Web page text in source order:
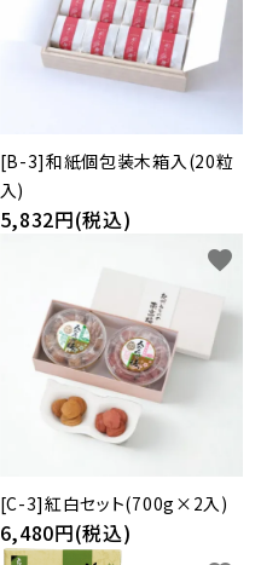
[B-3]和紙個包装木箱入(20粒
入)
5,832円(税込)
[C-3]紅白セット(700g×2入)
6,480円(税込)
favorite